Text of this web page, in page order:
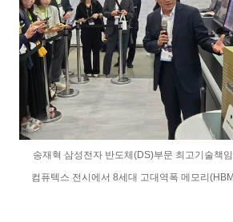
송재혁 삼성전자 반도체(DS)부문 최고기술책
컴퓨텍스 전시에서 8세대 고대역폭 메모리